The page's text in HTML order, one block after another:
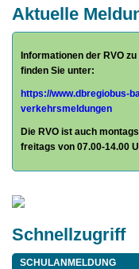
Aktuelle
Informationen der RVO
finden Sie unter:
https://www.dbregiobus-
verkehrsmeldungen
Die RVO ist auch
freitags von 07.00-14.00
Schnellzugriff
SCHULANMELDUNG